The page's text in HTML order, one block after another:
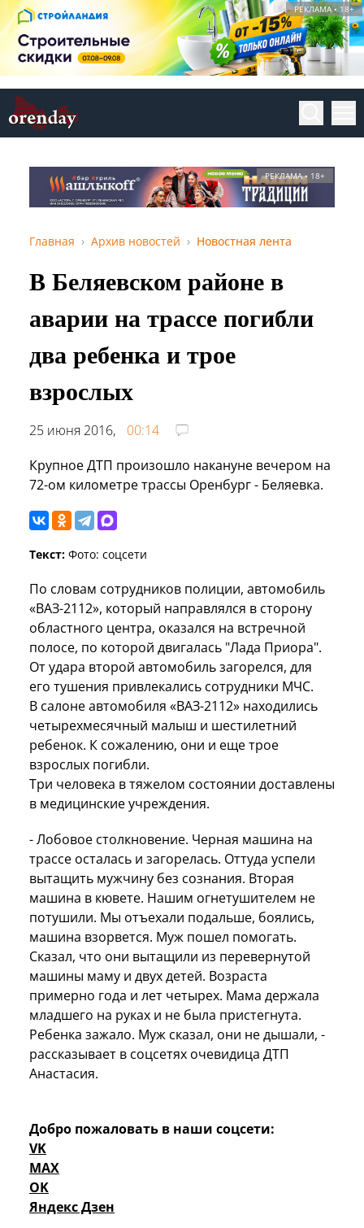
РЕКЛАМА • 18+
РЕКЛАМА • 18+
Главная Архив новостей Новостная лента
В Беляевском районе в
аварии на трассе погибли
два ребенка и трое
взрослых
25 июня 2016,
00:14
Крупное ДТП произошло накануне вечером на
72-ом километре трассы Оренбург - Беляевка.
Текст: Фото: соцсети
По словам сотрудников полиции, автомобиль
«ВАЗ-2112», который направлялся в сторону
областного центра, оказался на встречной
полосе, по которой двигалась "Лада Приора".
От удара второй автомобиль загорелся, для
его тушения привлекались сотрудники МЧС.
В салоне автомобиля «ВАЗ-2112» находились
четырехмесячный малыш и шестилетний
ребенок. К сожалению, они и еще трое
взрослых погибли.
Три человека в тяжелом состоянии доставлены
в медицинские учреждения.
- Лобовое столкновение. Черная машина на
трассе осталась и загорелась. Оттуда успели
вытащить мужчину без сознания. Вторая
машина в кювете. Нашим огнетушителем не
потушили. Мы отъехали подальше, боялись,
машина взорвется. Муж пошел помогать.
Сказал, что они вытащили из перевернутой
машины маму и двух детей. Возраста
примерно года и лет четырех. Мама держала
младшего на руках и не была пристегнута.
Ребенка зажало. Муж сказал, они не дышали, -
рассказывает в соцсетях очевидица ДТП
Анастасия.
Добро пожаловать в наши соцсети:
VK
MAX
OK
Яндекс Дзен